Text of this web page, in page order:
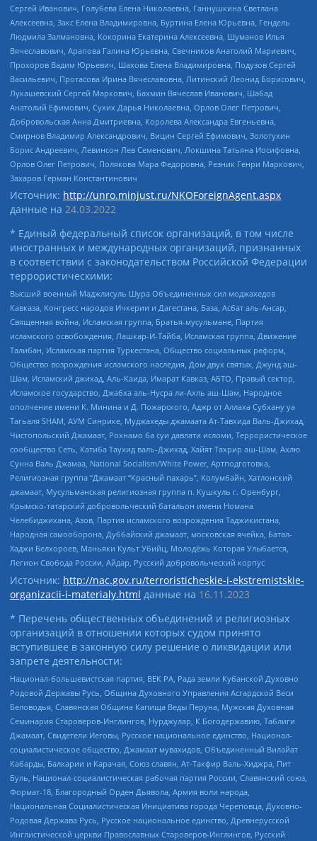
Сергей Иванович, Голубева Елена Николаевна, Ганнушкина Светлана
Алексеевна, Закс Елена Владимировна, Буртина Елена Юрьевна, Гендель
Людмила Залмановна, Кокорина Екатерина Алексеевна, Шуманов Илья
Вячеславович, Арапова Галина Юрьевна, Свечников Анатолий Мариевич,
Прохоров Вадим Юрьевич, Шахова Елена Владимировна, Подузов Сергей
Васильевич, Протасова Ирина Вячеславовна, Литинский Леонид Борисович,
Лукашевский Сергей Маркович, Бахмин Вячеслав Иванович, Шабад
Анатолий Ефимович, Сухих Дарья Николаевна, Орлов Олег Петрович,
Добровольская Анна Дмитриевна, Королева Александра Евгеньевна,
Смирнов Владимир Александрович, Вицин Сергей Ефимович, Золотухин
Борис Андреевич, Левинсон Лев Семенович, Локшина Татьяна Иосифовна,
Орлов Олег Петрович, Полякова Мара Федоровна, Резник Генри Маркович,
Захаров Герман Константинович
Источник: http://unro.minjust.ru/NKOForeignAgent.aspx
данные на 24.03.2022
* Единый федеральный список организаций, в том числе
иностранных и международных организаций, признанных
в соответствии с законодательством Российской Федерации
террористическими:
Высший военный Маджлисуль Шура Объединенных сил моджахедов
Кавказа, Конгресс народов Ичкерии и Дагестана, База, Асбат аль-Ансар,
Священная война, Исламская группа, Братья-мусульмане, Партия
исламского освобождения, Лашкар-И-Тайба, Исламская группа, Движение
Талибан, Исламская партия Туркестана, Общество социальных реформ,
Общество возрождения исламского наследия, Дом двух святых, Джунд аш-
Шам, Исламский джихад, Аль-Каида, Имарат Кавказ, АБТО, Правый сектор,
Исламское государство, Джабха аль-Нусра ли-Ахль аш-Шам, Народное
ополчение имени К. Минина и Д. Пожарского, Аджр от Аллаха Субхану уа
Тагьаля SHAM, АУМ Синрике, Муджахеды джамаата Ат-Тавхида Валь-Джихад,
Чистопольский Джамаат, Рохнамо ба суи давлати исломи, Террористическое
сообщество Сеть, Катиба Таухид валь-Джихад, Хайят Тахрир аш-Шам, Ахлю
Сунна Валь Джамаа, National Socialism/White Power, Артподготовка,
Религиозная группа “Джамаат “Красный пахарь”, Колумбайн, Хатлонский
джамаат, Мусульманская религиозная группа п. Кушкуль г. Оренбург,
Крымско-татарский добровольческий батальон имени Номана
Челебиджихана, Азов, Партия исламского возрождения Таджикистана,
Народная самооборона, Дуббайский джамаат, московская ячейка, Батал-
Хаджи Белхороев, Маньяки Культ Убийц, Молодёжь Которая Улыбается,
Легион Свобода России, Айдар, Русский добровольческий корпус
Источник: http://nac.gov.ru/terroristicheskie-i-ekstremistskie-
organizacii-i-materialy.html данные на 16.11.2023
* Перечень общественных объединений и религиозных
организаций в отношении которых судом принято
вступившее в законную силу решение о ликвидации или
запрете деятельности:
Национал-большевистская партия, ВЕК РА, Рада земли Кубанской Духовно
Родовой Державы Русь, Община Духовного Управления Асгардской Веси
Беловодья, Славянская Община Капища Веды Перуна, Мужская Духовная
Семинария Староверов-Инглингов, Нурджулар, К Богодержавию, Таблиги
Джамаат, Свидетели Иеговы, Русское национальное единство, Национал-
социалистическое общество, Джамаат мувахидов, Объединенный Вилайат
Кабарды, Балкарии и Карачая, Союз славян, Ат-Такфир Валь-Хиджра, Пит
Буль, Национал-социалистическая рабочая партия России, Славянский союз,
Формат-18, Благородный Орден Дьявола, Армия воли народа,
Национальная Социалистическая Инициатива города Череповца, Духовно-
Родовая Держава Русь, Русское национальное единство, Древнерусской
Инглистической церкви Православных Староверов-Инглингов, Русский